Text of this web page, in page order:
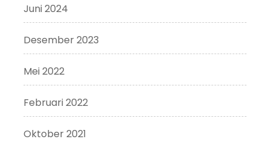
Juni 2024
Desember 2023
Mei 2022
Februari 2022
Oktober 2021